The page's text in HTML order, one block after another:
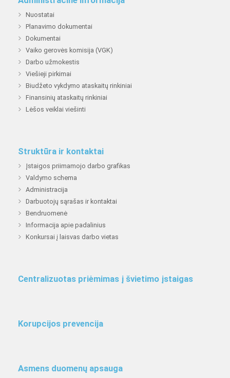
Nuostatai
Planavimo dokumentai
Dokumentai
Vaiko gerovės komisija (VGK)
Darbo užmokestis
Viešieji pirkimai
Biudžeto vykdymo ataskaitų rinkiniai
Finansinių ataskaitų rinkiniai
Lėšos veiklai viešinti
Struktūra ir kontaktai
Įstaigos priimamojo darbo grafikas
Valdymo schema
Administracija
Darbuotojų sąrašas ir kontaktai
Bendruomenė
Informacija apie padalinius
Konkursai į laisvas darbo vietas
Centralizuotas priėmimas į švietimo įstaigas
Korupcijos prevencija
Asmens duomenų apsauga